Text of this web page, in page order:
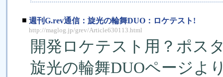
■ 週刊G.rev通信：旋光の輪舞DUO：ロケテスト!
http://maglog.jp/grev/Article630113.html
開発ロケテスト用？ポス
旋光の輪舞DUOページよ